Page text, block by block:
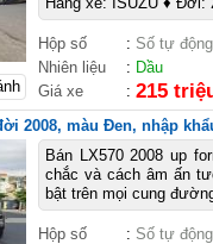
Hộp số : Số tự động
Nhiên liệu
: Dầu
Giá xe
: 215
2008, màu Đen, nhập
Bán LX570 2008 up
chắc và cách âm ấn
bật trên mọi cung
Hộp số : Số tự động